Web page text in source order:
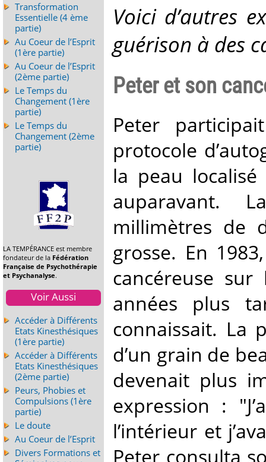
Voici d’autres
guérison à des
Peter et son
Peter
protocole
la peau
auparavant.
millimètres de
grosse. En
cancéreuse
années plus
connaissait. La
d’un grain de
devenait plus
expression :
l’intérieur et
Peter consulta
Transformation
Essentielle (4 ème
partie)
Au Coeur de l’Esprit
(1ère partie)
Au Coeur de l’Esprit
(2ème partie)
Le Temps du
Changement (1ère
partie)
Le Temps du
Changement (2ème
partie)
LA TEMPÉRANCE est membre
fondateur de la Fédération
Française de Psychothérapie
et Psychanalyse.
Voir Aussi
Accéder à Différents
Etats Kinesthésiques
(1ère partie)
Accéder à Différents
Etats Kinesthésiques
(2ème partie)
Peurs, Phobies et
Compulsions (1ère
partie)
Le doute
Au Coeur de l’Esprit
Divers Formations et